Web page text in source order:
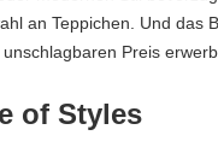
an Teppichen. Und das
Preis
of Styles